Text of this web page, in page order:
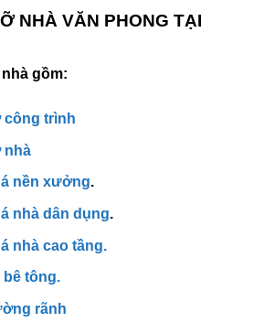
NHÀ VĂN PHONG TẠI
gồm:
công trình
nhà
nền xưởng.
nhà dân dụng.
nhà cao tầng.
tông.
rãnh